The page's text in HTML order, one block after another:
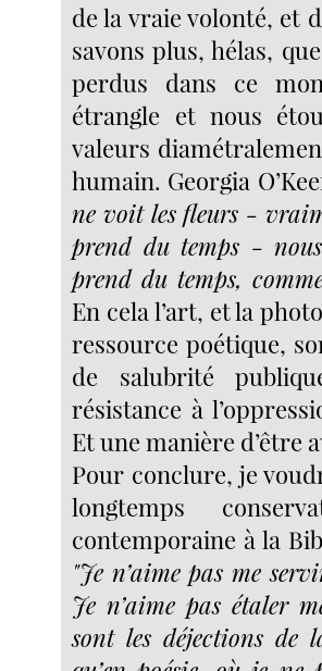
de la vraie volonté, et
savons plus, hélas,
perdus dans ce
étrangle et nous
valeurs
humain. Georgia
ne voit les fleurs -
prend du temps -
prend du temps,
En cela l’art, et la
ressource poétique,
de salubrité
résistance à
Et une manière d’être
Pour conclure, je
longtemps
contemporaine à la
"Je n’aime pas me
Je n’aime pas étaler
sont les déjections de